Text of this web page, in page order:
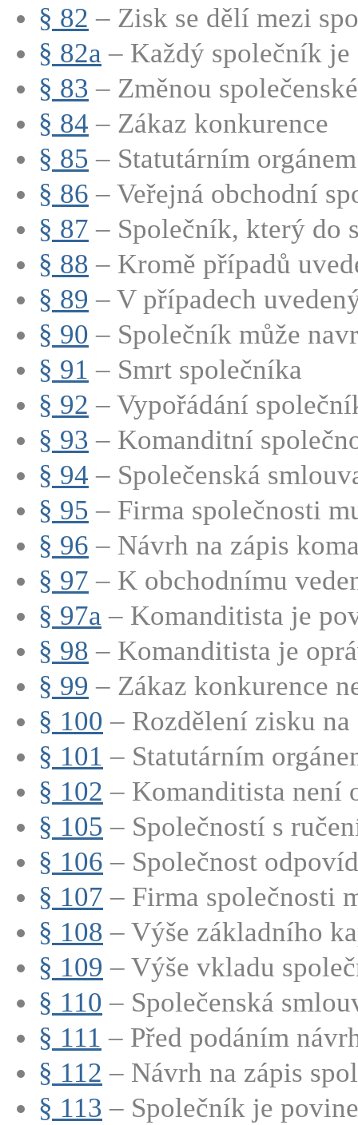
§ 82 – Zisk se dělí mezi
§ 82a – Každý společník je
§ 83 – Změnou
§ 84 – Zákaz konkurence
§ 85 – Statutárním
§ 86 – Veřejná obchodní
§ 87 – Společník, který do
§ 88 – Kromě případů
§ 89 – V případech
§ 90 – Společník může
§ 91 – Smrt společníka
§ 92 – Vypořádání
§ 93 – Komanditní
§ 94 – Společenská
§ 95 – Firma společnosti
§ 96 – Návrh na zápis
§ 97 – K obchodnímu
§ 97a – Komanditista je
§ 98 – Komanditista je
§ 99 – Zákaz konkurence
§ 100 – Rozdělení zisku
§ 101 – Statutárním
§ 102 – Komanditista není
§ 105 – Společností s
§ 106 – Společnost
§ 107 – Firma společnosti
§ 108 – Výše základního
§ 109 – Výše vkladu
§ 110 – Společenská
§ 111 – Před podáním
§ 112 – Návrh na zápis
§ 113 – Společník je